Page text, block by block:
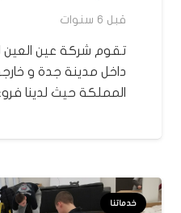
قبل 6 سنوات
تقوم شركة عين العين
داخل مدينة جدة و
المملكة حيث لدينا
خدماتنا